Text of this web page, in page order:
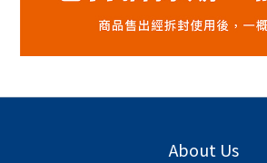
About Us